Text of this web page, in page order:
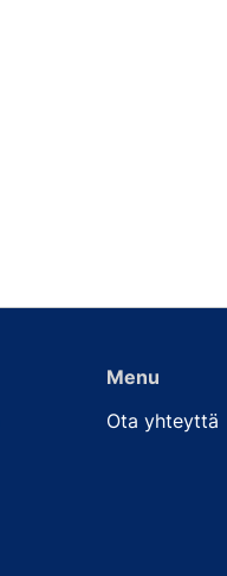
Menu
Ota yhteyttä